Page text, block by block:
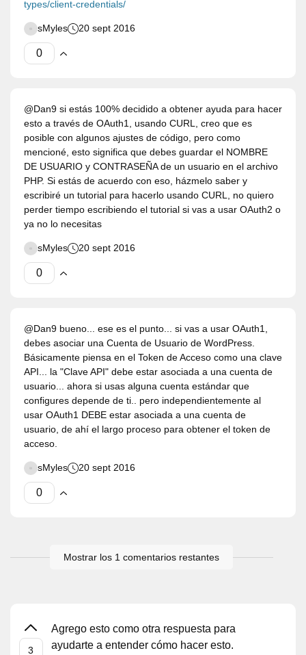
types/client-credentials/
sMyles 20 sept 2016
@Dan9 si estás 100% decidido a obtener ayuda para hacer
esto a través de OAuth1, usando CURL, creo que es
posible con algunos ajustes de código, pero como
mencioné, esto significa que debes guardar el NOMBRE
DE USUARIO y CONTRASEÑA de un usuario en el archivo
PHP. Si estás de acuerdo con eso, házmelo saber y
escribiré un tutorial para hacerlo usando CURL, no quiero
perder tiempo escribiendo el tutorial si vas a usar OAuth2 o
ya no lo necesitas
sMyles 20 sept 2016
@Dan9 bueno... ese es el punto... si vas a usar OAuth1,
debes asociar una Cuenta de Usuario de WordPress.
Básicamente piensa en el Token de Acceso como una clave
API... la "Clave API" debe estar asociada a una cuenta de
usuario... ahora si usas alguna cuenta estándar que
configures depende de ti.. pero independientemente al
usar OAuth1 DEBE estar asociada a una cuenta de
usuario, de ahí el largo proceso para obtener el token de
acceso.
sMyles 20 sept 2016
Mostrar los 1 comentarios restantes
Agrego esto como otra respuesta para
ayudarte a entender cómo hacer esto.